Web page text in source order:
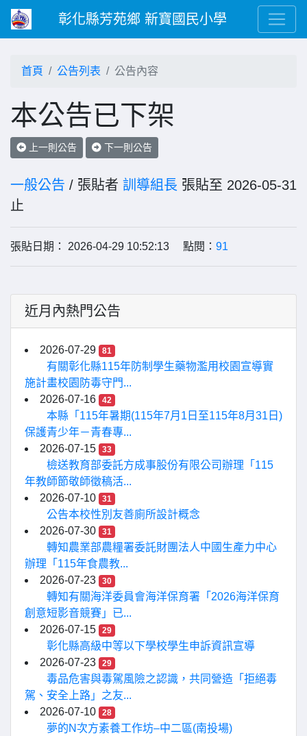
彰化縣芳苑鄉 新寶國民小學
首頁 公告列表 公告內容
本公告已下架
上一則公告 下一則公告
一般公告 / 張貼者 訓導組長 張貼至 2026-05-31
止
張貼日期： 2026-04-29 10:52:13 點閱： 91
近月內熱門公告
2026-07-29 81
有關彰化縣115年防制學生藥物濫用校園宣導實
施計畫校園防毒守門...
2026-07-16
42
本縣「115年暑期(115年7月1日至115年8月31日)
保護青少年－青春專...
2026-07-15
33
檢送教育部委託方成事股份有限公司辦理「115
年教師節敬師徵稿活...
2026-07-10
31
公告本校性別友善廁所設計概念
2026-07-30
31
轉知農業部農糧署委託財團法人中國生產力中心
辦理「115年食農教...
2026-07-23
30
轉知有關海洋委員會海洋保育署「2026海洋保育
創意短影音競賽」已...
2026-07-15
29
彰化縣高級中等以下學校學生申訴資訊宣導
2026-07-23
29
毒品危害與毒駕風險之認識，共同營造「拒絕毒
駕、安全上路」之友...
2026-07-10
28
夢的N次方素養工作坊–中二區(南投場)